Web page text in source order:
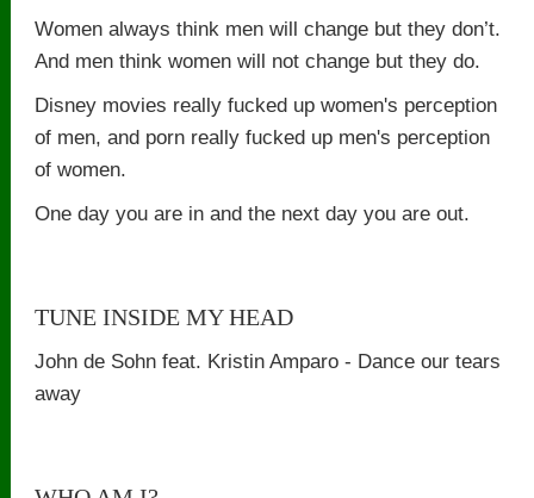
Women always think men will change but they don’t.
And men think women will not change but they do.
Disney movies really fucked up women's perception
of men, and porn really fucked up men's perception
of women.
One day you are in and the next day you are out.
TUNE INSIDE MY HEAD
John de Sohn feat. Kristin Amparo - Dance our tears
away